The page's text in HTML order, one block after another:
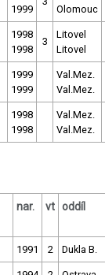
1999
Olomouc
1998
1998
3
Litovel
Litovel
1999
1999
Val.Mez.
Val.Mez.
1998
1998
Val.Mez.
Val.Mez.
nar. vt oddíl
1991 2 Dukla B.